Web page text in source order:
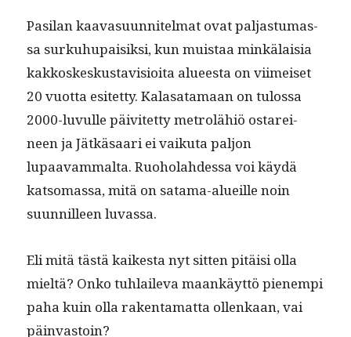
Pasi­lan kaava­su­un­nitel­mat ovat pal­jas­tu­mas­
sa surkuhu­paisik­si, kun muis­taa minkälaisia
kakkoskeskus­tavi­sioi­ta alueesta on viimeiset
20 vuot­ta esitet­ty. Kalasa­ta­maan on tulos­sa
2000-luvulle päivitet­ty metrolähiö ostarei­
neen ja Jätkäsaari ei vaiku­ta paljon
lupaavam­mal­ta. Ruo­ho­lahdessa voi käy­dä
kat­so­mas­sa, mitä on sata­ma-alueille noin
suun­nilleen luvassa.
Eli mitä tästä kaikesta nyt sit­ten pitäisi olla
mieltä? Onko tuh­lail­e­va maankäyt­tö pienem­pi
paha kuin olla rak­en­ta­mat­ta ollenkaan, vai
päinvastoin?